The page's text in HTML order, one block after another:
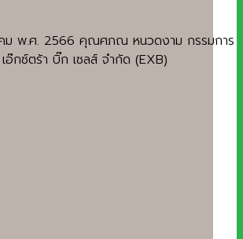
ม พ.ศ. 2566 คุณศภณ หนวดงาม กรรมการ
กซ์ตร้า บิ๊ก เซลส์ จำกัด (EXB)